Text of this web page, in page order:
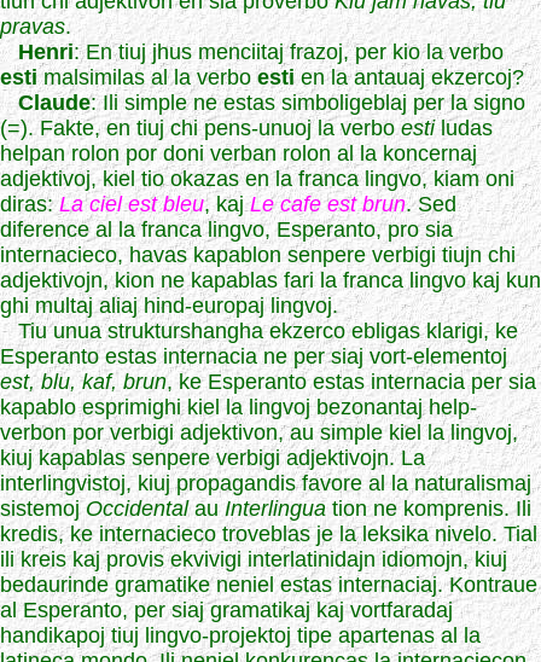
pravas.
Henri: En tiuj jhus menciitaj frazoj, per kio la verbo
estimalsimilas al la verbo estien la antauaj ekzercoj?
Claude: Ili simple ne estas simboligeblaj per la signo
(=). Fakte, en tiuj chi pens-unuoj la verboestiludas
helpan rolon por doni verban rolon al la koncernaj
adjektivoj, kiel tio okazas en la franca lingvo, kiam oni
diras:La ciel est bleu, kajLe cafe est brun. Sed
diference al la franca lingvo, Esperanto, pro sia
internacieco, havas kapablon senpere verbigi tiujn chi
adjektivojn, kion ne kapablas fari la franca lingvo kaj kun
ghi multaj aliaj hind-europaj lingvoj.
Tiu unua strukturshangha ekzerco ebligas klarigi, ke
Esperanto estas internacia ne per siaj vort-elementoj
est, blu, kaf, brun, ke Esperanto estas internacia per sia
kapablo esprimighi kiel la lingvoj bezonantaj help-
verbon por verbigi adjektivon, au simple kiel la lingvoj,
kiuj kapablas senpere verbigi adjektivojn. La
interlingvistoj, kiuj propagandis favore al la naturalismaj
sistemojOccidentalau Interlinguation ne komprenis. Ili
kredis, ke internacieco troveblas je la leksika nivelo. Tial
ili kreis kaj provis ekvivigi interlatinidajn idiomojn, kiuj
bedaurinde gramatike neniel estas internaciaj. Kontraue
al Esperanto, per siaj gramatikaj kaj vortfaradaj
handikapoj tiuj lingvo-projektoj tipe apartenas al la